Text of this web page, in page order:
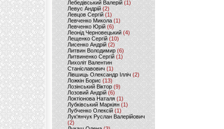
Лебедівський Валерій(1)
Левус Андрій(2)
Левцов Сергій (1)
Левченко Микола (1)
Левченко Юрій (6)
Леонід Черновецький (4)
Лещенко Сергій (10)
Лисенко Андрій (2)
Литвин Володимир (6)
Литвиненко Сергій (1)
Лихоліт Валентин
Станіславович (1)
Лівшиць Олександр Ілліч (2)
Ложкін Борис(13)
Лозінський Віктор(9)
Лозовий Андрій (6)
Локтіонова Наталя (1)
Лубківський Маркіян(1)
Лубченко Олексій (1)
Лук'янчук Руслан Валерійович
(2)